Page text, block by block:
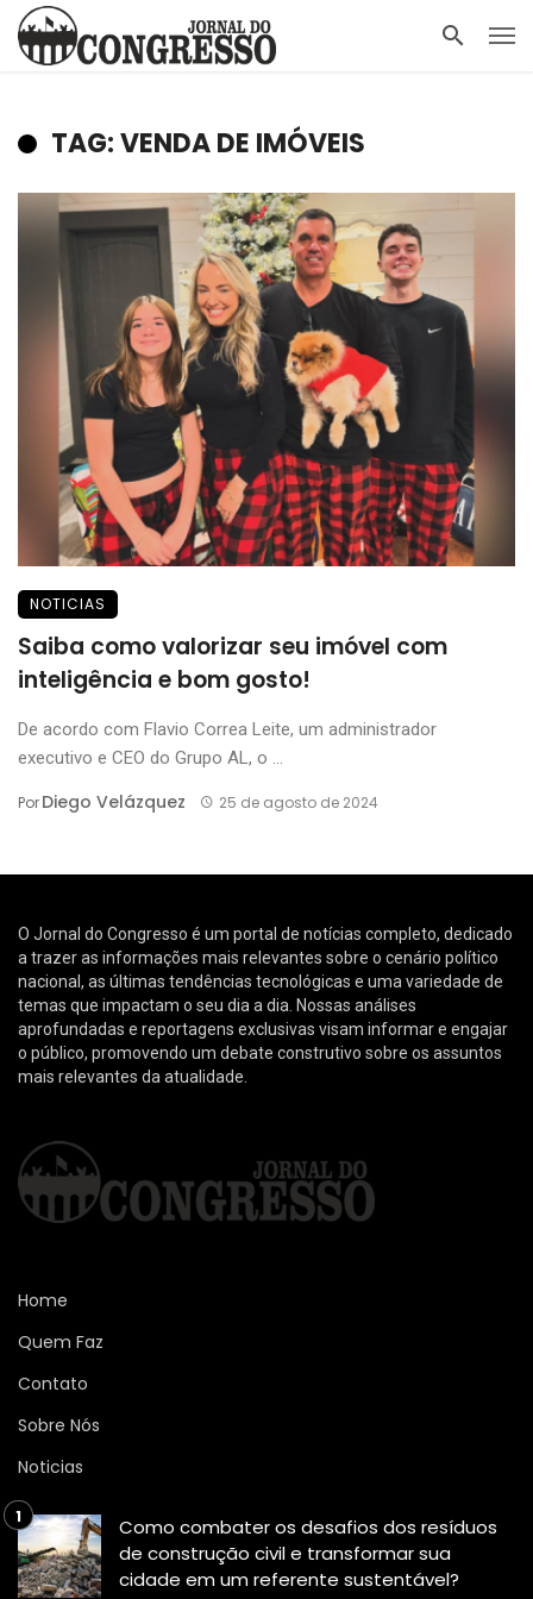
TAG: VENDA DE IMÓVEIS
NOTICIAS
Saiba como valorizar seu imóvel com
inteligência e bom gosto!
De acordo com Flavio Correa Leite, um administrador
executivo e CEO do Grupo AL, o ...
PorDiego Velázquez 25 de agosto de 2024
O Jornal do Congresso é um portal de notícias completo, dedicado
a trazer as informações mais relevantes sobre o cenário político
nacional, as últimas tendências tecnológicas e uma variedade de
temas que impactam o seu dia a dia. Nossas análises
aprofundadas e reportagens exclusivas visam informar e engajar
o público, promovendo um debate construtivo sobre os assuntos
mais relevantes da atualidade.
Home
Quem Faz
Contato
Sobre Nós
Noticias
Como combater os desafios dos resíduos
de construção civil e transformar sua
cidade em um referente sustentável?